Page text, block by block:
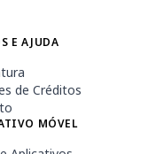
E AJUDA
de Créditos
MÓVEL